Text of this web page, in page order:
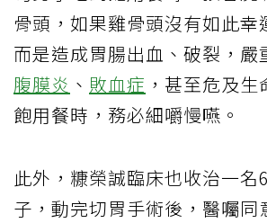
骨頭，如果雞骨頭沒有如此幸
而是造成胃腸出血、破裂，嚴
腹膜炎 、 敗血症 ，甚至危及
飽用餐時，務必細嚼慢嚥。
此外，糠榮誠臨床也收治一名
子，動完切胃手術後，醫囑同